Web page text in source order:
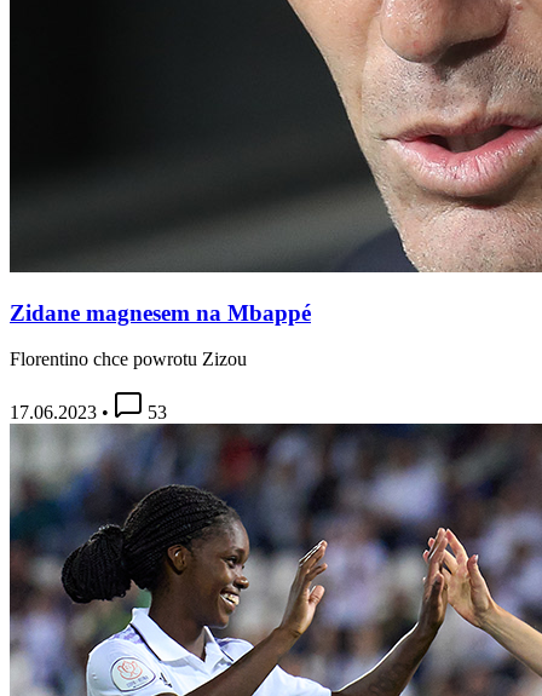
Zidane magnesem na Mbappé
Florentino chce powrotu Zizou
17.06.2023 • 53